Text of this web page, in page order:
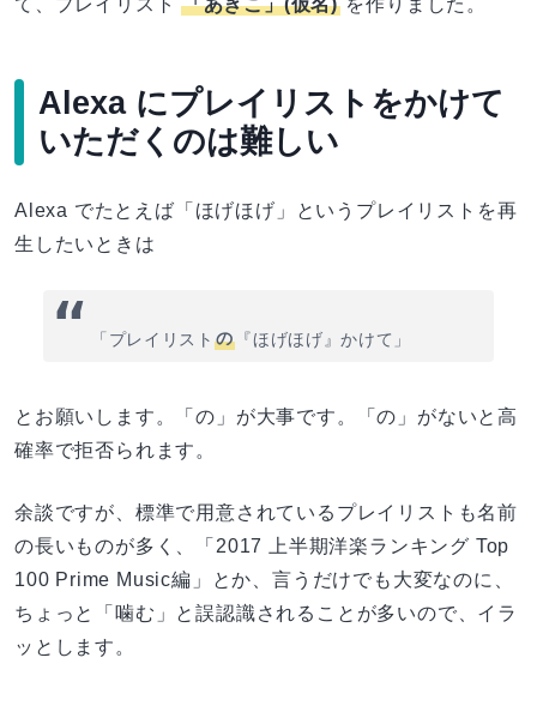
Alexa にプレイリストをかけて
いただくのは難しい
Alexa でたとえば「ほげほげ」というプレイリストを再
生したいときは
「プレイリスト の 『ほげほげ』かけて」
とお願いします。「の」が大事です。「の」がないと高
確率で拒否られます。
余談ですが、標準で用意されているプレイリストも名前
の長いものが多く、「2017 上半期洋楽ランキング Top
100 Prime Music編」とか、言うだけでも大変なのに、
ちょっと「噛む」と誤認識されることが多いので、イラ
ッとします。